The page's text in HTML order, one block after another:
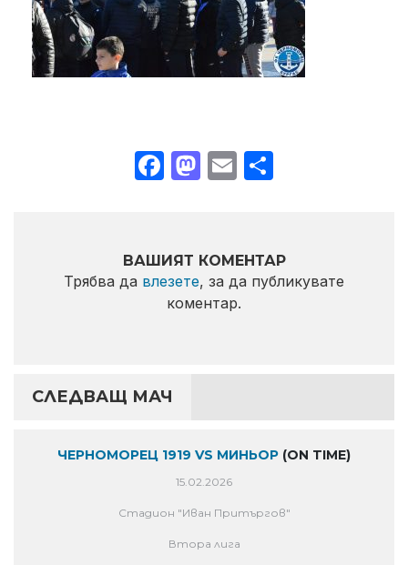
Facebook
Mastodon
Email
ВАШИЯТ КОМЕНТАР
Трябва да влезете, за да публикувате
коментар.
СЛЕДВАЩ МАЧ
ЧЕРНОМОРЕЦ 1919 VS МИНЬОР (ON TIME)
15.02.2026
Стадион "Иван Притъргов"
Втора лига